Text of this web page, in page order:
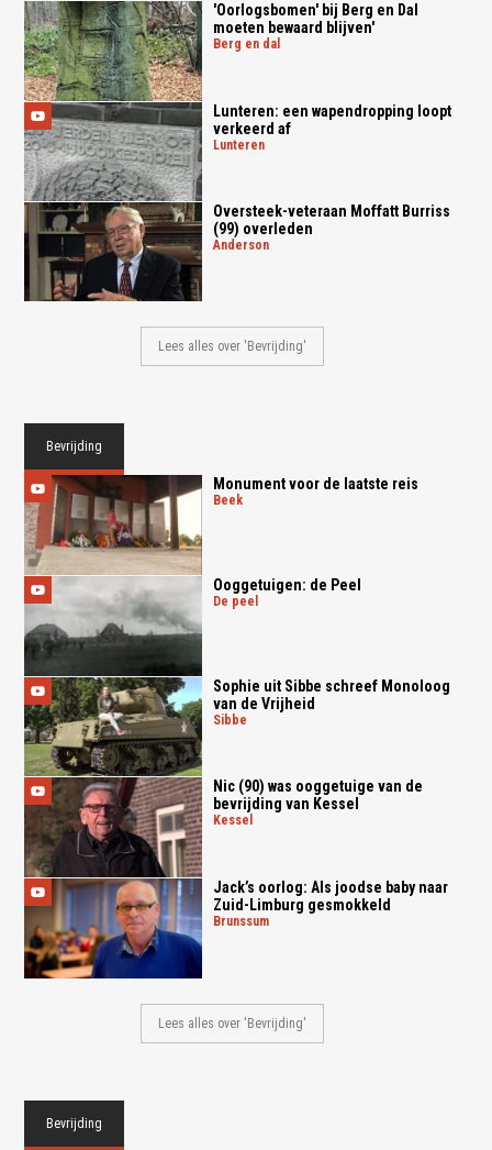
'Oorlogsbomen' bij Berg en Dal
moeten bewaard blijven'
berg en dal
Lunteren: een wapendropping loopt
verkeerd af
lunteren
Oversteek-veteraan Moffatt Burriss
(99) overleden
anderson
Lees alles over 'Bevrijding'
Bevrijding
Monument voor de laatste reis
beek
Ooggetuigen: de Peel
de peel
Sophie uit Sibbe schreef Monoloog
van de Vrijheid
sibbe
Nic (90) was ooggetuige van de
bevrijding van Kessel
kessel
Jack’s oorlog: Als joodse baby naar
Zuid-Limburg gesmokkeld
brunssum
Lees alles over 'Bevrijding'
Bevrijding